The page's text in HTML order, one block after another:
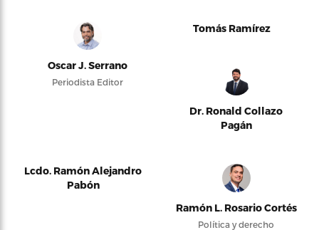
Oscar J. Serrano
Periodista Editor
Tomás Ramírez
Dr. Ronald Collazo
Pagán
Lcdo. Ramón Alejandro
Pabón
Ramón L. Rosario Cortés
Política y derecho